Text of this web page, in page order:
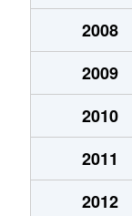
里塚１条
里塚２条
里塚２条
真栄１条
真栄１条
2008
2009
2010
2011
2012